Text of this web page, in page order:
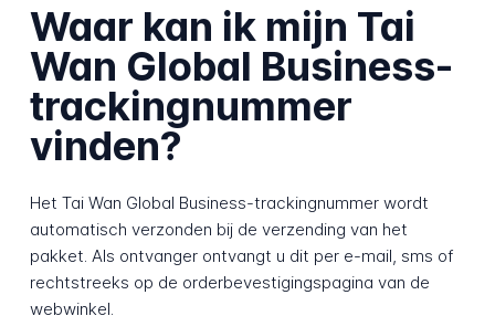
Waar kan ik mijn Tai
Wan Global Business-
trackingnummer
vinden?
Het Tai Wan Global Business-trackingnummer wordt
automatisch verzonden bij de verzending van het
pakket. Als ontvanger ontvangt u dit per e-mail, sms of
rechtstreeks op de orderbevestigingspagina van de
webwinkel.